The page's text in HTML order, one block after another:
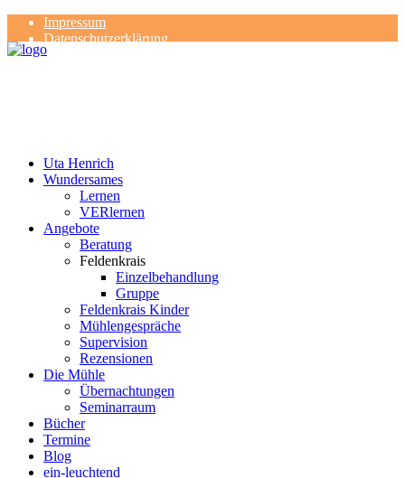
Impressum
Datenschutzerklärung
Kontakt
Uta Henrich
Wundersames
Lernen
VERlernen
Angebote
Beratung
Feldenkrais
Einzelbehandlung
Gruppe
Feldenkrais Kinder
Mühlengespräche
Supervision
Rezensionen
Die Mühle
Übernachtungen
Seminarraum
Bücher
Termine
Blog
ein-leuchtend